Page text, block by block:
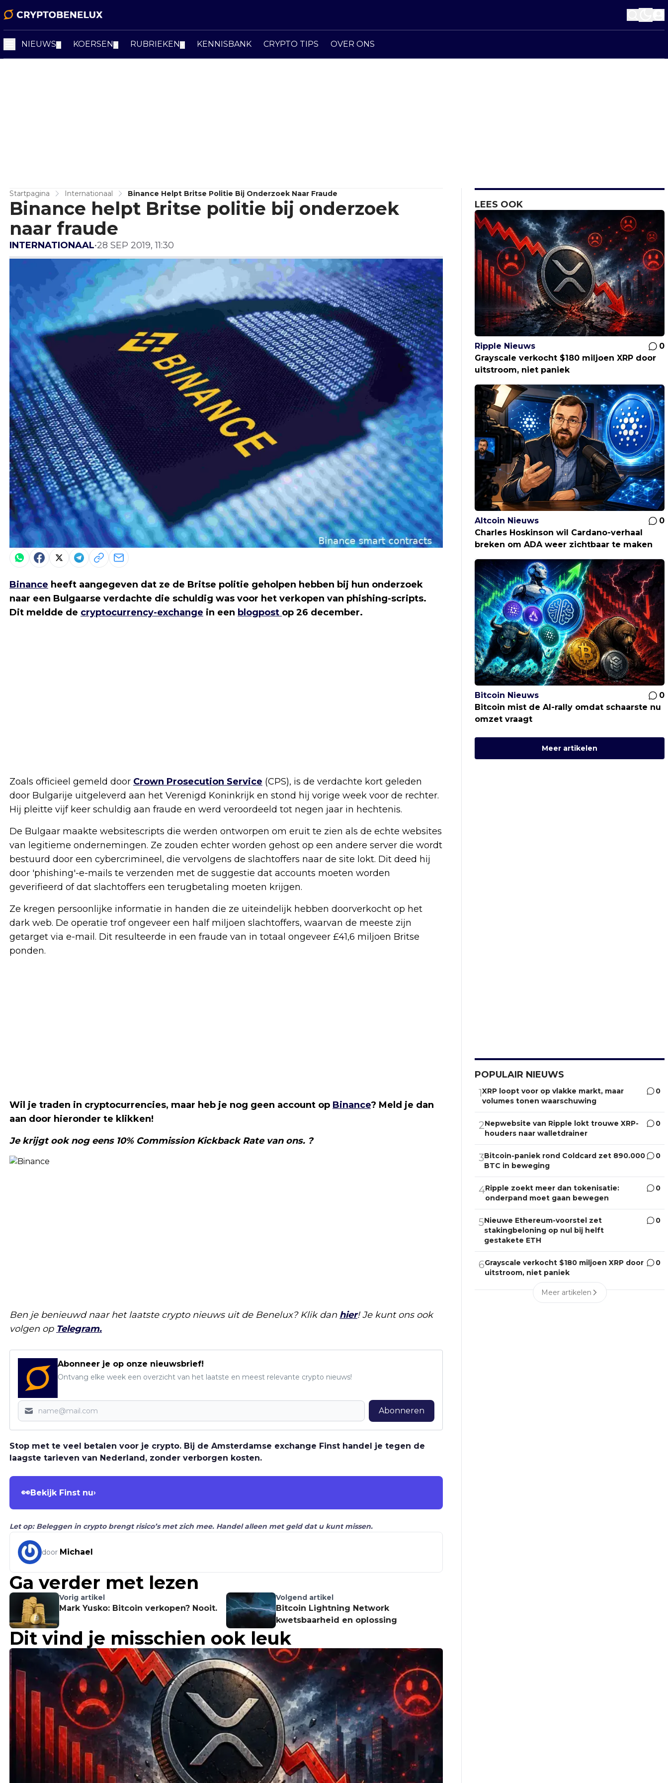
NIEUWS KOERSEN RUBRIEKEN KENNISBANK CRYPTO TIPS OVER ONS
Startpagina Internationaal Binance Helpt Britse Politie Bij Onderzoek Naar Fraude
Binance helpt Britse politie bij onderzoek
naar fraude
INTERNATIONAAL•28 SEP 2019, 11:30
Binance heeft aangegeven dat ze de Britse politie geholpen hebben bij hun onderzoek
naar een Bulgaarse verdachte die schuldig was voor het verkopen van phishing-scripts.
Dit meldde de cryptocurrency-exchange in een blogpost op 26 december.
Zoals officieel gemeld door Crown Prosecution Service (CPS), is de verdachte kort geleden
door Bulgarije uitgeleverd aan het Verenigd Koninkrijk en stond hij vorige week voor de rechter.
Hij pleitte vijf keer schuldig aan fraude en werd veroordeeld tot negen jaar in hechtenis.
De Bulgaar maakte websitescripts die werden ontworpen om eruit te zien als de echte websites
van legitieme ondernemingen. Ze zouden echter worden gehost op een andere server die wordt
bestuurd door een cybercrimineel, die vervolgens de slachtoffers naar de site lokt. Dit deed hij
door 'phishing'-e-mails te verzenden met de suggestie dat accounts moeten worden
geverifieerd of dat slachtoffers een terugbetaling moeten krijgen.
Ze kregen persoonlijke informatie in handen die ze uiteindelijk hebben doorverkocht op het
dark web. De operatie trof ongeveer een half miljoen slachtoffers, waarvan de meeste zijn
getarget via e-mail. Dit resulteerde in een fraude van in totaal ongeveer £41,6 miljoen Britse
ponden.
Wil je traden in cryptocurrencies, maar heb je nog geen account op Binance? Meld je dan
aan door hieronder te klikken!
Je krijgt ook nog eens 10% Commission Kickback Rate van ons. ?
Ben je benieuwd naar het laatste crypto nieuws uit de Benelux? Klik dan hier! Je kunt ons ook
volgen op Telegram.
Abonneer je op onze nieuwsbrief!
Ontvang elke week een overzicht van het laatste en meest relevante crypto nieuws!
Abonneren
Stop met te veel betalen voor je crypto. Bij de Amsterdamse exchange Finst handel je tegen de
laagste tarieven van Nederland, zonder verborgen kosten.
👀Bekijk Finst nu›
Let op: Beleggen in crypto brengt risico’s met zich mee. Handel alleen met geld dat u kunt missen.
door Michael
Ga verder met lezen
Vorig artikel
Mark Yusko: Bitcoin verkopen? Nooit.
Volgend artikel
Bitcoin Lightning Network
kwetsbaarheid en oplossing
Dit vind je misschien ook leuk
LEES OOK
Ripple Nieuws
0
Grayscale verkocht $180 miljoen XRP door
uitstroom, niet paniek
Altcoin Nieuws
0
Charles Hoskinson wil Cardano-verhaal
breken om ADA weer zichtbaar te maken
Bitcoin Nieuws
0
Bitcoin mist de AI-rally omdat schaarste nu
omzet vraagt
Meer artikelen
POPULAIR NIEUWS
1XRP loopt voor op vlakke markt, maar
volumes tonen waarschuwing
0
2Nepwebsite van Ripple lokt trouwe XRP-
houders naar walletdrainer
0
3Bitcoin-paniek rond Coldcard zet 890.000
BTC in beweging
0
4Ripple zoekt meer dan tokenisatie:
onderpand moet gaan bewegen
0
5Nieuwe Ethereum-voorstel zet
stakingbeloning op nul bij helft
gestakete ETH
0
6Grayscale verkocht $180 miljoen XRP door
uitstroom, niet paniek
0
Meer artikelen